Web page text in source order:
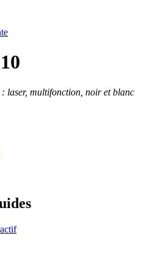
laser, multifonction, noir et blanc